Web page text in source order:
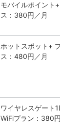
モバイルポイント
ス：380円／月
ホットスポット+
ス：480円／月
ワイヤレスゲート
WiFiプラン：380